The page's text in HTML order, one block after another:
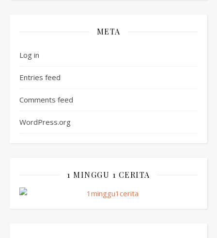
META
Log in
Entries feed
Comments feed
WordPress.org
1 MINGGU 1 CERITA